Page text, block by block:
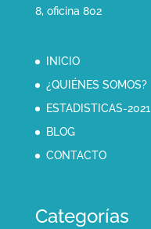
8, oficina 802
INICIO
¿QUIÉNES SOMOS?
ESTADISTICAS-2021
BLOG
CONTACTO
Categorías